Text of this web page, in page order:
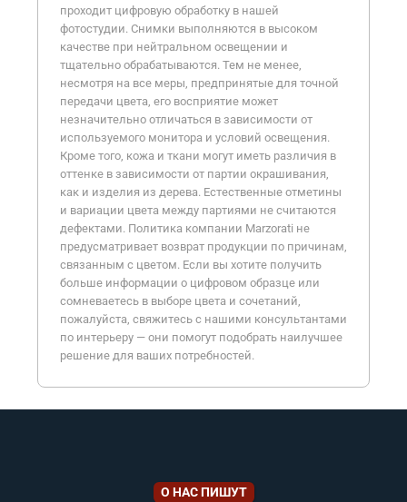
проходит цифровую обработку в нашей
фотостудии. Снимки выполняются в высоком
качестве при нейтральном освещении и
тщательно обрабатываются. Тем не менее,
несмотря на все меры, предпринятые для точной
передачи цвета, его восприятие может
незначительно отличаться в зависимости от
используемого монитора и условий освещения.
Кроме того, кожа и ткани могут иметь различия в
оттенке в зависимости от партии окрашивания,
как и изделия из дерева. Естественные отметины
и вариации цвета между партиями не считаются
дефектами. Политика компании Marzorati не
предусматривает возврат продукции по причинам,
связанным с цветом. Если вы хотите получить
больше информации о цифровом образце или
сомневаетесь в выборе цвета и сочетаний,
пожалуйста, свяжитесь с нашими консультантами
по интерьеру — они помогут подобрать наилучшее
решение для ваших потребностей.
О НАС ПИШУТ